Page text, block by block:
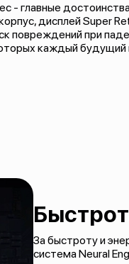
- главные
дисплей Super
повреждений при
каждый будущий
За быстроту и
система Neural